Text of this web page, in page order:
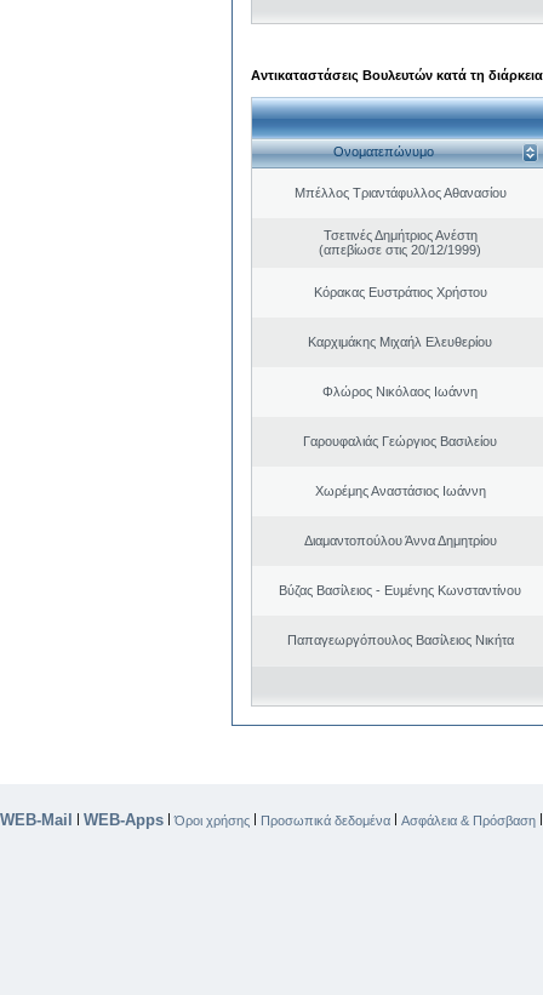
Αντικαταστάσεις Βουλευτών κατά τη
Ονοματεπώνυμο
Μπέλλος Τριαντάφυλλος Αθανασίου
Τσετινές Δημήτριος Ανέστη
(απεβίωσε στις 20/12/1999)
Κόρακας Ευστράτιος Χρήστου
Καρχιμάκης Μιχαήλ Ελευθερίου
Φλώρος Νικόλαος Ιωάννη
Γαρουφαλιάς Γεώργιος Βασιλείου
Χωρέμης Αναστάσιος Ιωάννη
Διαμαντοπούλου Άννα Δημητρίου
Βύζας Βασίλειος - Ευμένης Κωνσταντίνου
Παπαγεωργόπουλος Βασίλειος Νικήτα
WEB-Mail | WEB-Apps |Όροι χρήσης | Προσωπικά δεδομένα | Ασφάλεια & Πρόσβαση